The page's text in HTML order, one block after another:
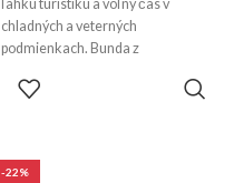
ľahkú turistiku a voľný čas v
chladných a veterných
podmienkach. Bunda z
-22%